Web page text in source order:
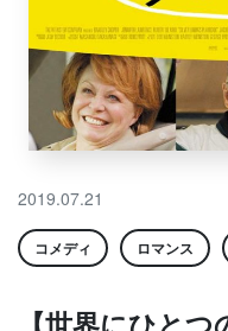
2019.07.21
コメディ ロマンス